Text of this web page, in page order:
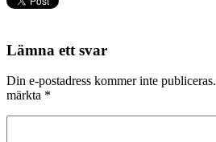
Lämna ett svar
Din e-postadress kommer inte publiceras.
märkta *